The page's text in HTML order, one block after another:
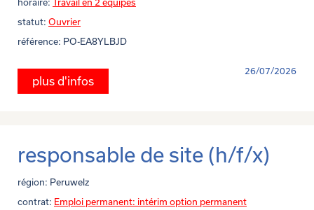
statut: Ouvrier
référence: PO-EA8YLBJD
26/07/2026
plus d'infos
responsable de site (h/f/x)
région: Peruwelz
contrat: Emploi permanent: intérim option permanent